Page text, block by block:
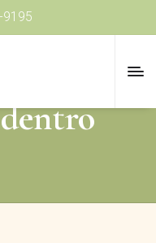
9195